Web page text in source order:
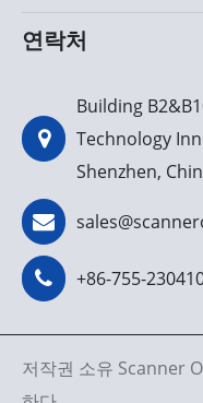
연락처
Building
Technology
Shenzhen,
+86-755-
저작권 소유 Scanner